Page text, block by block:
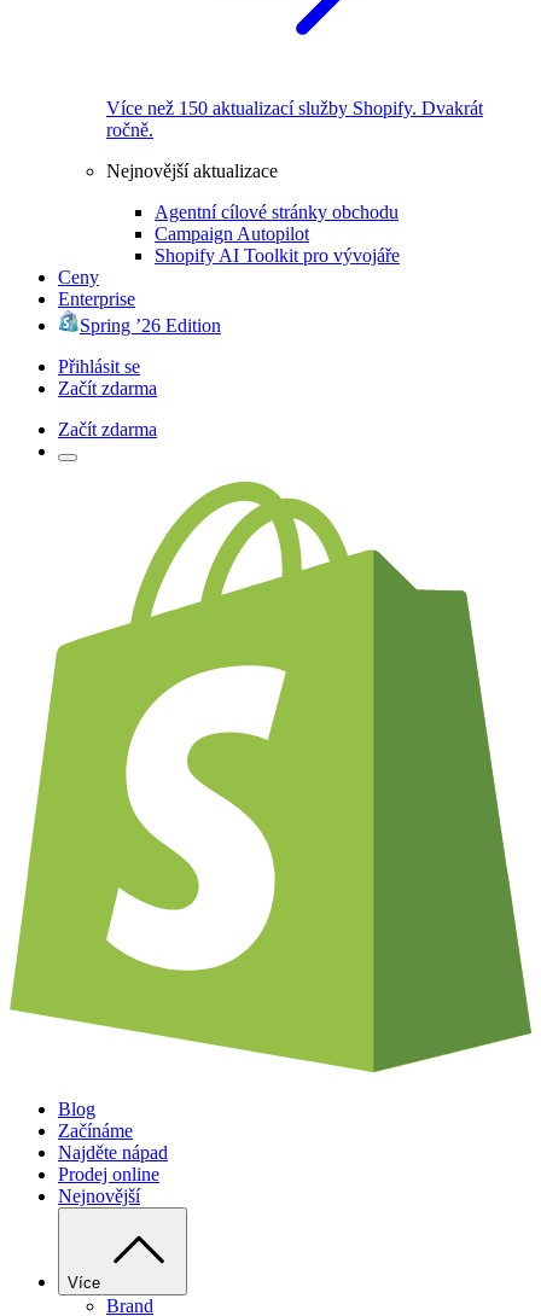
Více než 150 aktualizací služby Shopify. Dvakrát
ročně.
Nejnovější aktualizace
Agentní cílové stránky obchodu
Campaign Autopilot
Shopify AI Toolkit pro vývojáře
Ceny
Enterprise
Spring ’26 Edition
Přihlásit se
Začít zdarma
Začít zdarma
Blog
Začínáme
Najděte nápad
Prodej online
Nejnovější
Více
Brand